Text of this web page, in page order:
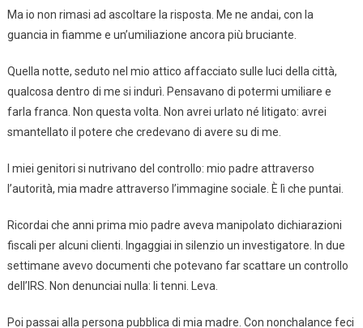
Ma io non rimasi ad ascoltare la risposta. Me ne andai, con la
guancia in fiamme e un’umiliazione ancora più bruciante.
Quella notte, seduto nel mio attico affacciato sulle luci della città,
qualcosa dentro di me si indurì. Pensavano di potermi umiliare e
farla franca. Non questa volta. Non avrei urlato né litigato: avrei
smantellato il potere che credevano di avere su di me.
I miei genitori si nutrivano del controllo: mio padre attraverso
l’autorità, mia madre attraverso l’immagine sociale. È lì che puntai.
Ricordai che anni prima mio padre aveva manipolato dichiarazioni
fiscali per alcuni clienti. Ingaggiai in silenzio un investigatore. In due
settimane avevo documenti che potevano far scattare un controllo
dell’IRS. Non denunciai nulla: li tenni. Leva.
Poi passai alla persona pubblica di mia madre. Con nonchalance feci